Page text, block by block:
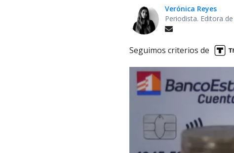
Verónica Reyes
Periodista. Editora
Seguimos criterios de